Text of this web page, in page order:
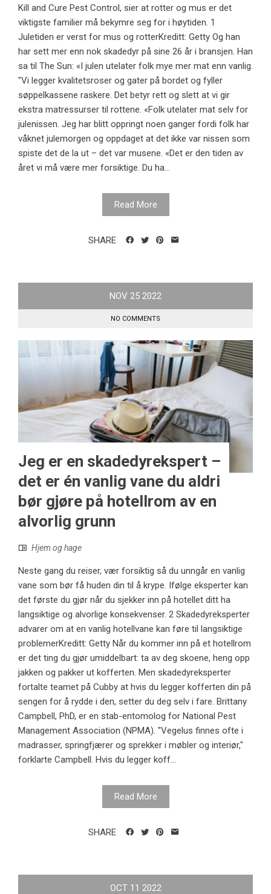
Kill and Cure Pest Control, sier at rotter og mus er det
viktigste familier må bekymre seg for i høytiden. 1
Juletiden er verst for mus og rotterKreditt: Getty Og han
har sett mer enn nok skadedyr på sine 26 år i bransjen. Han
sa til The Sun: «I julen utelater folk mye mer mat enn vanlig.
"Vi legger kvalitetsroser og gater på bordet og fyller
søppelkassene raskere. Det betyr rett og slett at vi gir
ekstra matressurser til rottene. «Folk utelater mat selv for
julenissen. Jeg har blitt oppringt noen ganger fordi folk har
våknet julemorgen og oppdaget at det ikke var nissen som
spiste det de la ut – det var musene. «Det er den tiden av
året vi må være mer forsiktige. Du ha...
Read More
SHARE
NOV 25 2022
NO COMMENTS
Jeg er en skadedyrekspert –
det er én vanlig vane du aldri
bør gjøre på hotellrom av en
alvorlig grunn
Hjem og hage
Neste gang du reiser, vær forsiktig så du unngår en vanlig
vane som bør få huden din til å krype. Ifølge eksperter kan
det første du gjør når du sjekker inn på hotellet ditt ha
langsiktige og alvorlige konsekvenser. 2 Skadedyreksperter
advarer om at en vanlig hotellvane kan føre til langsiktige
problemerKreditt: Getty Når du kommer inn på et hotellrom
er det ting du gjør umiddelbart: ta av deg skoene, heng opp
jakken og pakker ut kofferten. Men skadedyreksperter
fortalte teamet på Cubby at hvis du legger kofferten din på
sengen for å rydde i den, setter du deg selv i fare. Brittany
Campbell, PhD, er en stab-entomolog for National Pest
Management Association (NPMA). "Vegelus finnes ofte i
madrasser, springfjærer og sprekker i møbler og interiør,"
forklarte Campbell. Hvis du legger koff...
Read More
SHARE
OCT 11 2022